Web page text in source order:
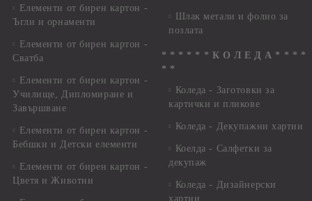
Елементи от бирен картон -
Ъгли и орнаменти
Елементи от бирен картон -
Сватба
Елементи от бирен картон -
Училище, Дипломиране и
Завършване
Елементи от бирен картон -
Бебшки и Детски елементи
Елементи от бирен картон -
Цветя и Животни
Шлак метали и фолио за
позлата
* * * * * * К О Л Е Д А * * * *
* *
Коледа - Заготовки за
картички и пликове
Коледа - Декупажни хартии
Коелда - Салфетки за
декупаж
Коледа - Дизайнерски
хартии